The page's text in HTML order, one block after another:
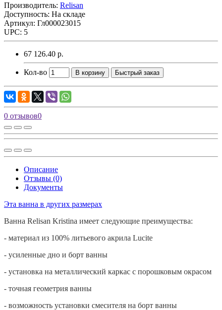
Производитель: Relisan
Доступность: На складе
Артикул: Гл000023015
UPC: 5
67 126.40 р.
Кол-во В корзину Быстрый заказ
0 отзывов0
Описание
Отзывы (0)
Документы
Эта ванна в других размерах
Ванна Relisan Kristina имеет следующие преимущества:
- материал из 100% литьевого акрила Lucite
- усиленные дно и борт ванны
- установка на металлический каркас с порошковым окрасом
- точная геометрия ванны
- возможность установки смесителя на борт ванны